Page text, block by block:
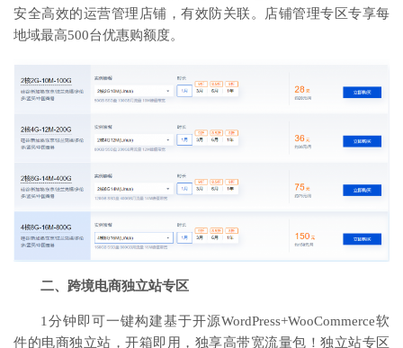
安全高效的运营管理店铺，有效防关联。店铺管理专区专享每
地域最高500台优惠购额度。
二、跨境电商独立站专区
1分钟即可一键构建基于开源WordPress+WooCommerce软
件的电商独立站，开箱即用，独享高带宽流量包！独立站专区